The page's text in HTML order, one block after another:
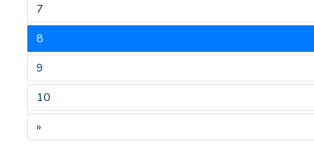
7
8
9
10
»